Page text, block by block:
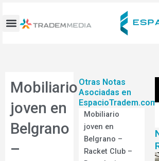
contenido
Mobiliario
joven en
Belgrano
–
Otras Notas
Asociadas en
EspacioTradem.com
Mobiliario
joven en
Belgrano –
Racket Club –